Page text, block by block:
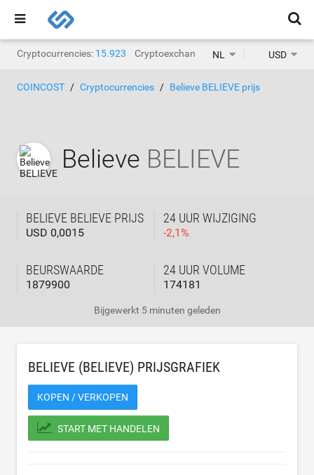
Cryptocurrencies: 15.923 Cryptoexchanges: 1.468
NL USD
COINCOST Cryptocurrencies Believe BELIEVE prijs
Believe BELIEVE
BELIEVE BELIEVE PRIJS
USD 0,0015
24 UUR WIJZIGING
-2,1%
BEURSWAARDE
1879900
24 UUR VOLUME
174181
Bijgewerkt 5 minuten geleden
BELIEVE (BELIEVE) PRIJSGRAFIEK
KOPEN / VERKOPEN
START MET HANDELEN